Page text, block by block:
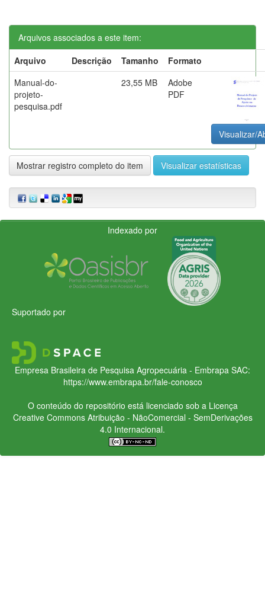
Arquivos associados a este item:
Arquivo
Descrição Tamanho
Formato
Manual-do-
projeto-
pesquisa.pdf
23,55 MB
Adobe
PDF
Visualizar/
Mostrar registro completo do item Visualizar estatísticas
Indexado por
Suportado por
Empresa Brasileira de Pesquisa Agropecuária - Embrapa SAC:
https://www.embrapa.br/fale-conosco
O conteúdo do repositório está licenciado sob a Licença
Creative CommonsAtribuição - NãoComercial - SemDerivações
4.0 Internacional.